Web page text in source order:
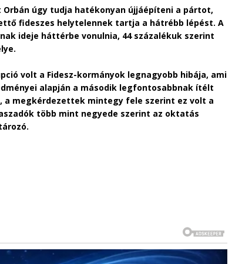
úgy tudja hatékonyan újjáépíteni a pártot,
fideszes helytelennek tartja a hátrébb lépést. A
ideje háttérbe vonulnia, 44 százalékuk szerint
volt a Fidesz-kormányok legnagyobb hibája, ami
alapján a második legfontosabbnak ítélt
a megkérdezettek mintegy fele szerint ez volt a
több mint negyede szerint az oktatás